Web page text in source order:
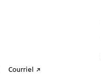
Courriel ↗